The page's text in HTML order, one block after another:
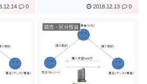
0 2018.12.13 0
競売・区分投資